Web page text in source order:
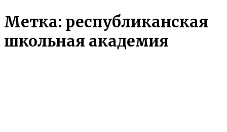
Метка: республиканская
школьная академия